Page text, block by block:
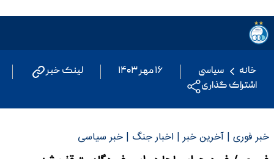
خانه سیاسی ۱۶ مهر ۱۴۰۳
لینک خبر
اشتراک گذاری
خبر فوری | آخرین خبر | اخبار جنگ | خبر سیاسی